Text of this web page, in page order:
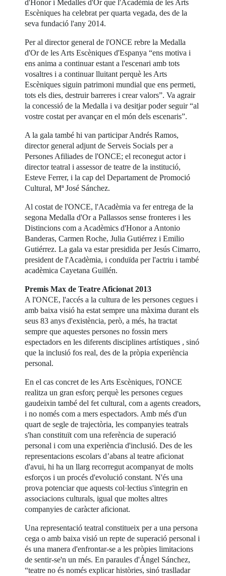
d'Honor i Medalles d'Or que l'Acadèmia de les Arts
Escèniques ha celebrat per quarta vegada, des de la
seva fundació l'any 2014.
Per al director general de l'ONCE rebre la Medalla
d'Or de les Arts Escèniques d'Espanya “ens motiva i
ens anima a continuar estant a l'escenari amb tots
vosaltres i a continuar lluitant perquè les Arts
Escèniques siguin patrimoni mundial que ens permeti,
tots els dies, destruir barreres i crear valors”. Va agrair
la concessió de la Medalla i va desitjar poder seguir “al
vostre costat per avançar en el món dels escenaris”.
A la gala també hi van participar Andrés Ramos,
director general adjunt de Serveis Socials per a
Persones Afiliades de l'ONCE; el reconegut actor i
director teatral i assessor de teatre de la institució,
Esteve Ferrer, i la cap del Departament de Promoció
Cultural, Mª José Sánchez.
Al costat de l'ONCE, l'Acadèmia va fer entrega de la
segona Medalla d'Or a Pallassos sense fronteres i les
Distincions com a Acadèmics d'Honor a Antonio
Banderas, Carmen Roche, Julia Gutiérrez i Emilio
Gutiérrez. La gala va estar presidida per Jesús Cimarro,
president de l'Acadèmia, i conduïda per l'actriu i també
acadèmica Cayetana Guillén.
Premis Max de Teatre Aficionat 2013
A l'ONCE, l'accés a la cultura de les persones cegues i
amb baixa visió ha estat sempre una màxima durant els
seus 83 anys d'existència, però, a més, ha tractat
sempre que aquestes persones no fossin mers
espectadors en les diferents disciplines artístiques , sinó
que la inclusió fos real, des de la pròpia experiència
personal.
En el cas concret de les Arts Escèniques, l'ONCE
realitza un gran esforç perquè les persones cegues
gaudeixin també del fet cultural, com a agents creadors,
i no només com a mers espectadors. Amb més d'un
quart de segle de trajectòria, les companyies teatrals
s'han constituït com una referència de superació
personal i com una experiència d'inclusió. Des de les
representacions escolars d’abans al teatre aficionat
d'avui, hi ha un llarg recorregut acompanyat de molts
esforços i un procés d'evolució constant. N'és una
prova potenciar que aquests col·lectius s'integrin en
associacions culturals, igual que moltes altres
companyies de caràcter aficionat.
Una representació teatral constitueix per a una persona
cega o amb baixa visió un repte de superació personal i
és una manera d'enfrontar-se a les pròpies limitacions
de sentir-se'n un més. En paraules d'Ángel Sánchez,
“teatre no és només explicar històries, sinó traslladar